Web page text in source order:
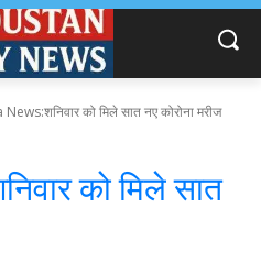
को मिले सात नए कोरोना मरीज
को मिले सात